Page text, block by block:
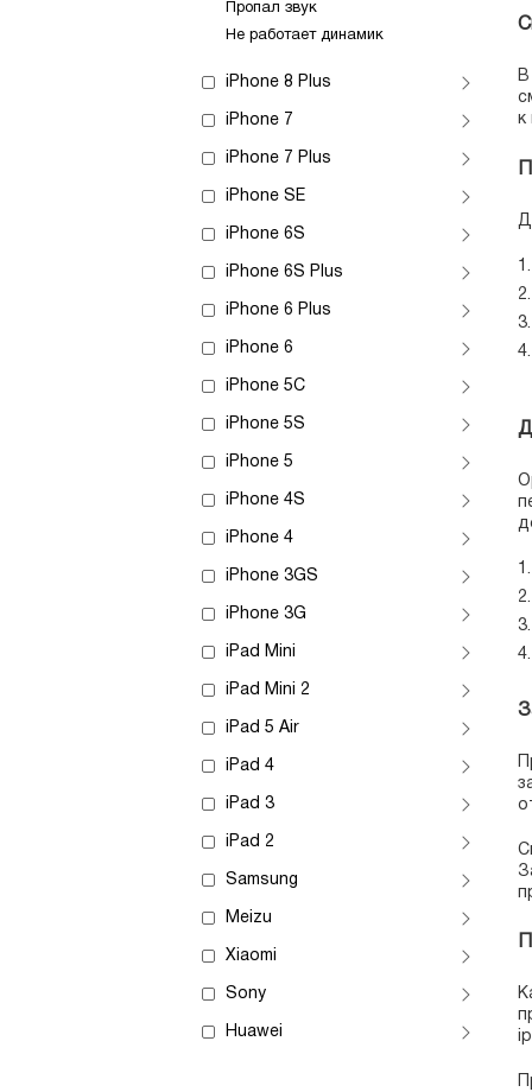
Пропал звук
Не работает динамик
iPhone 8 Plus
iPhone 7
iPhone 7 Plus
iPhone SE
iPhone 6S
iPhone 6S Plus
iPhone 6 Plus
iPhone 6
iPhone 5C
iPhone 5S
iPhone 5
iPhone 4S
iPhone 4
iPhone 3GS
iPhone 3G
iPad Mini
iPad Mini 2
iPad 5 Air
iPad 4
iPad 3
iPad 2
Samsung
Meizu
Xiaomi
Sony
Huawei